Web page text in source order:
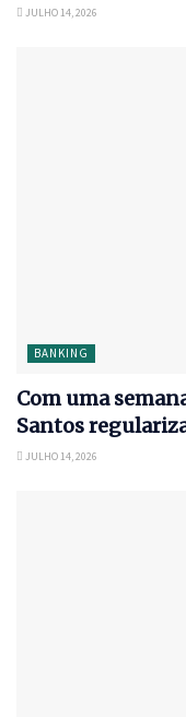
JULHO 14, 2026
BANKING
Com uma
Santos
JULHO 14, 2026